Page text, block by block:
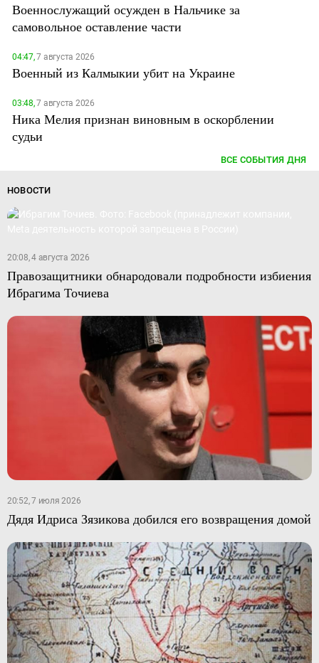
Военнослужащий осужден в Нальчике за
самовольное оставление части
04:47,7 августа 2026
Военный из Калмыкии убит на Украине
03:48,7 августа 2026
Ника Мелия признан виновным в оскорблении
судьи
ВСЕ СОБЫТИЯ ДНЯ
НОВОСТИ
20:08, 4 августа 2026
Правозащитники обнародовали подробности избиения
Ибрагима Точиева
20:52, 7 июля 2026
Дядя Идриса Зязикова добился его возвращения домой